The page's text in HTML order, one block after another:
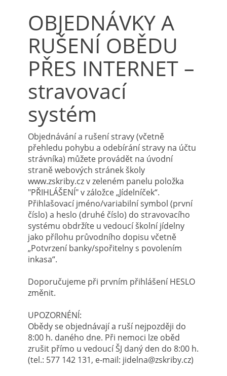
OBJEDNÁVKY A
RUŠENÍ OBĚDU
PŘES INTERNET –
stravovací
systém
Objednávání a rušení stravy (včetně
přehledu pohybu a odebírání stravy na účtu
strávníka) můžete provádět na úvodní
straně webových stránek školy
www.zskriby.cz v zeleném panelu položka
"PŘIHLÁŠENÍ" v záložce „Jídelníček“.
Přihlašovací jméno/variabilní symbol (první
číslo) a heslo (druhé číslo) do stravovacího
systému obdržíte u vedoucí školní jídelny
jako přílohu průvodního dopisu včetně
„Potvrzení banky/spořitelny s povolením
inkasa“.
Doporučujeme při prvním přihlášení HESLO
změnit.
UPOZORNÉNÍ:
Obědy se objednávají a ruší nejpozději do
8:00 h. daného dne. Při nemoci lze oběd
zrušit přímo u vedoucí ŠJ daný den do 8:00 h.
(tel.: 577 142 131, e-mail: jidelna@zskriby.cz)